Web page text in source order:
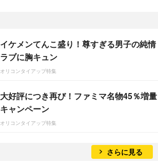
イケメンてんこ盛り！尊すぎる男子の純情
ラブに胸キュン
オリコンタイアップ特集
大好評につき再び！ファミマ名物45％増量
キャンペーン
オリコンタイアップ特集
さらに見る